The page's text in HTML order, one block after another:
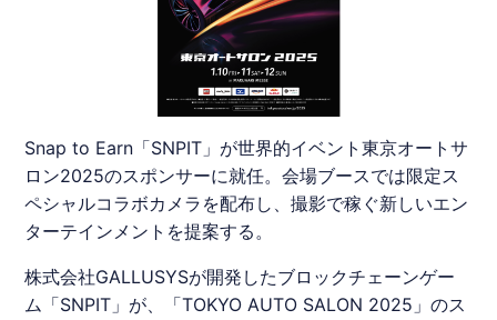
Snap to Earn「SNPIT」が世界的イベント東京オートサ
ロン2025のスポンサーに就任。会場ブースでは限定ス
ペシャルコラボカメラを配布し、撮影で稼ぐ新しいエン
ターテインメントを提案する。
株式会社GALLUSYSが開発したブロックチェーンゲー
ム「SNPIT 」が、「TOKYO AUTO SALON 2025」のス